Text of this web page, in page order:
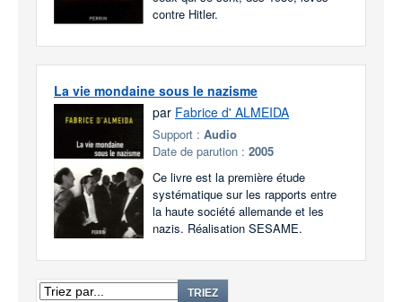
contre Hitler.
La vie mondaine sous le nazisme
par Fabrice d' ALMEIDA
Support : Audio
Date de parution : 2005
Ce livre est la première étude
systématique sur les rapports entre
la haute société allemande et les
nazis. Réalisation SESAME.
TRIEZ